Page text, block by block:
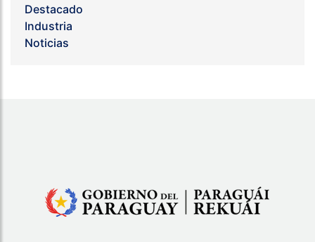
Destacado
Industria
Noticias